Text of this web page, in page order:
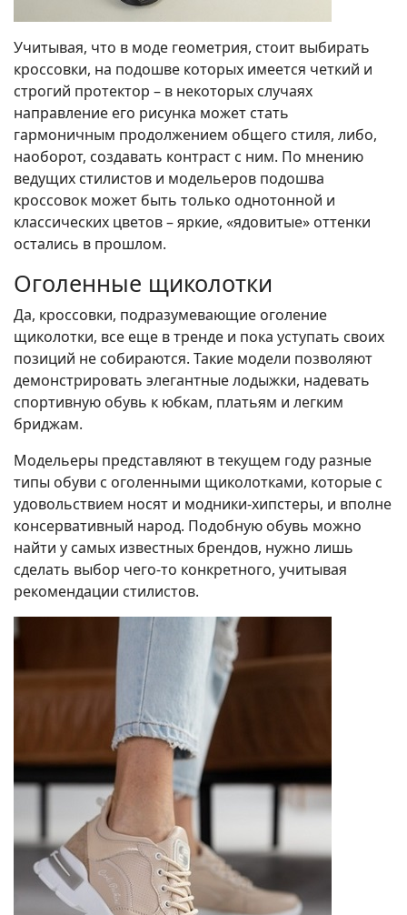
Учитывая, что в моде геометрия, стоит выбирать
кроссовки, на подошве которых имеется четкий и
строгий протектор – в некоторых случаях
направление его рисунка может стать
гармоничным продолжением общего стиля, либо,
наоборот, создавать контраст с ним. По мнению
ведущих стилистов и модельеров подошва
кроссовок может быть только однотонной и
классических цветов – яркие, «ядовитые» оттенки
остались в прошлом.
Оголенные щиколотки
Да, кроссовки, подразумевающие оголение
щиколотки, все еще в тренде и пока уступать своих
позиций не собираются. Такие модели позволяют
демонстрировать элегантные лодыжки, надевать
спортивную обувь к юбкам, платьям и легким
бриджам.
Модельеры представляют в текущем году разные
типы обуви с оголенными щиколотками, которые с
удовольствием носят и модники-хипстеры, и вполне
консервативный народ. Подобную обувь можно
найти у самых известных брендов, нужно лишь
сделать выбор чего-то конкретного, учитывая
рекомендации стилистов.